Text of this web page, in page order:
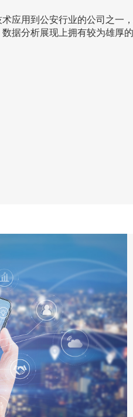
应用到公安行业的公司之一
据分析展现上拥有较为雄厚